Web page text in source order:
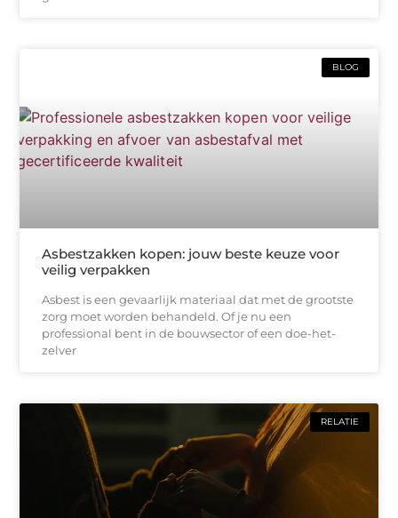
BLOG
Asbestzakken kopen: jouw beste keuze voor
veilig verpakken
Asbest is een gevaarlijk materiaal dat met de grootste
zorg moet worden behandeld. Of je nu een
professional bent in de bouwsector of een doe-het-
zelver
RELATIE